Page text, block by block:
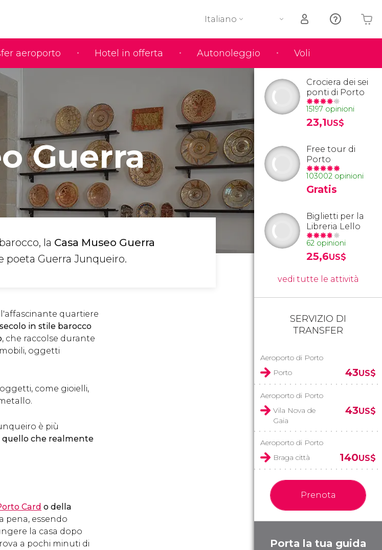
aeroporto Hotel in offerta Autonoleggio Voli
Italiano
Il tuo carrello è vuoto
Guerra
la Casa Museo Guerra
poeta Guerra Junqueiro.
quartiere
in stile barocco
, che raccolse durante
oggetti
come gioielli,
è più
quello che realmente
Card o della
pena, essendo
la casa dopo
a pochi minuti di
Crociera dei sei
ponti di Porto
15197 opinioni
23,1US$
Free tour di
Porto
103002 opinioni
Gratis
Biglietti per la
Libreria Lello
62 opinioni
25,6US$
vedi tutte le attività
SERVIZIO DI
TRANSFER
Aeroporto di Porto
Porto
43US$
Aeroporto di Porto
Vila Nova de
Gaia
43US$
Aeroporto di Porto
Braga città
140US$
Prenota
Porta la tua guida